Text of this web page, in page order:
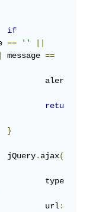
if
== ''
message ==
retu
}
				jQuery
.ajax(
					type
					url
: